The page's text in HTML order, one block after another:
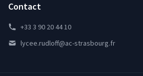
Contact
+33 3 90 20 44 10
lycee.rudloff@ac-strasbourg.fr